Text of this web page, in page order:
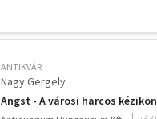
ANTIKVÁR
Nagy Gergely
Angst - A városi harcos